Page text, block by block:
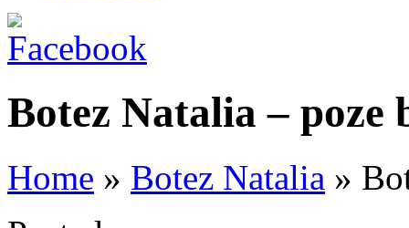
Botez Natalia – poze
Home » Botez Natalia »